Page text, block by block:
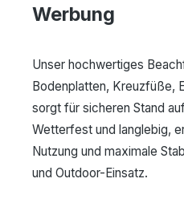
Werbung
Unser hochwertiges
Bodenplatten, Kreuzfüße,
sorgt für sicheren Stand
Wetterfest und langlebig,
Nutzung und maximale
und Outdoor-Einsatz.